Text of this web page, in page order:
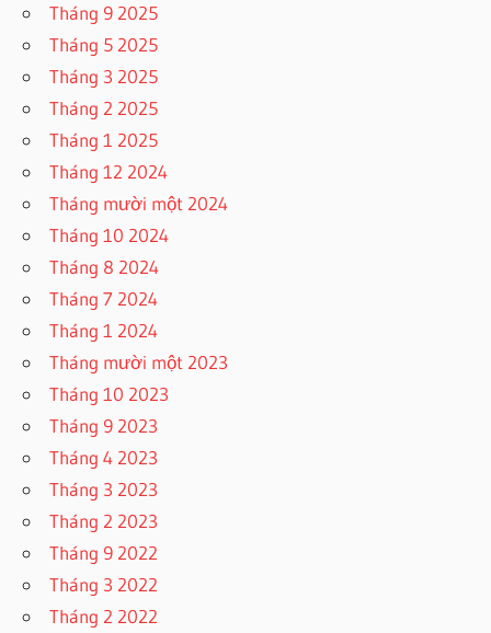
Tháng 9 2025
Tháng 5 2025
Tháng 3 2025
Tháng 2 2025
Tháng 1 2025
Tháng 12 2024
Tháng mười một 2024
Tháng 10 2024
Tháng 8 2024
Tháng 7 2024
Tháng 1 2024
Tháng mười một 2023
Tháng 10 2023
Tháng 9 2023
Tháng 4 2023
Tháng 3 2023
Tháng 2 2023
Tháng 9 2022
Tháng 3 2022
Tháng 2 2022